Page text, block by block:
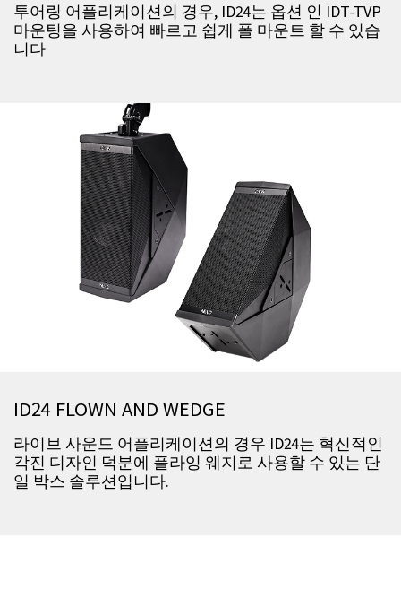
투어링 어플리케이션의 경우, ID24는 옵션 인 IDT-TVP
마운팅을 사용하여 빠르고 쉽게 폴 마운트 할 수 있습
니다
ID24 FLOWN AND WEDGE
라이브 사운드 어플리케이션의 경우 ID24는 혁신적인
각진 디자인 덕분에 플라잉 웨지로 사용할 수 있는 단
일 박스 솔루션입니다.